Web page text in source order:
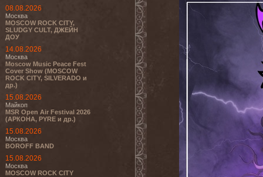
08.08.2026
Москва
MOSCOW ROCK CITY,
SLUDGY CULT, ДЖЕЙН
ДОУ
14.08.2026
Москва
Moscow Music Peace Fest
Cover Show (MOSCOW
ROCK CITY, SILVERADO и
др.)
15.08.2026
Майкоп
MSR Open Air Festival 2026
(АРКОНА, PYRE и др.)
15.08.2026
Москва
BOROFF BAND
15.08.2026
Москва
MOSCOW ROCK CITY